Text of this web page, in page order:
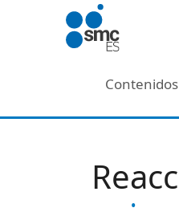
Pasar al contenido
Contenidos